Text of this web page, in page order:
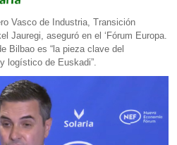
Vasco de Industria, Transición
Jauregi, aseguró en el ‘Fórum Europa.
Bilbao es “la pieza clave del
logístico de Euskadi”.